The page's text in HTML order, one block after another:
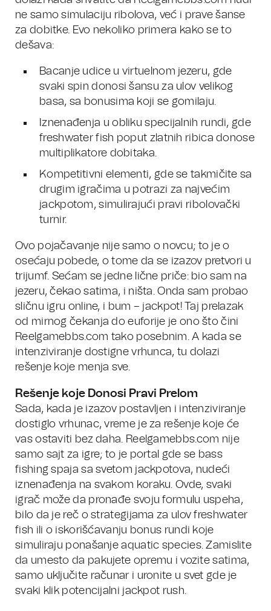
ne samo simulaciju ribolova, već i prave šanse
za dobitke. Evo nekoliko primera kako se to
dešava:
Bacanje udice u virtuelnom jezeru, gde
svaki spin donosi šansu za ulov velikog
basa, sa bonusima koji se gomilaju.
Iznenađenja u obliku specijalnih rundi, gde
freshwater fish poput zlatnih ribica donose
multiplikatore dobitaka.
Kompetitivni elementi, gde se takmičite sa
drugim igračima u potrazi za najvećim
jackpotom, simulirajući pravi ribolovački
turnir.
Ovo pojačavanje nije samo o novcu; to je o
osećaju pobede, o tome da se izazov pretvori u
trijumf. Sećam se jedne lične priče: bio sam na
jezeru, čekao satima, i ništa. Onda sam probao
sličnu igru online, i bum – jackpot! Taj prelazak
od mirnog čekanja do euforije je ono što čini
Reelgamebbs.com tako posebnim. A kada se
intenziviranje dostigne vrhunca, tu dolazi
rešenje koje menja sve.
Rešenje koje Donosi Pravi Prelom
Sada, kada je izazov postavljen i intenziviranje
dostiglo vrhunac, vreme je za rešenje koje će
vas ostaviti bez daha. Reelgamebbs.com nije
samo sajt za igre; to je portal gde se bass
fishing spaja sa svetom jackpotova, nudeći
iznenađenja na svakom koraku. Ovde, svaki
igrač može da pronađe svoju formulu uspeha,
bilo da je reč o strategijama za ulov freshwater
fish ili o iskorišćavanju bonus rundi koje
simuliraju ponašanje aquatic species. Zamislite
da umesto da pakujete opremu i vozite satima,
samo uključite računar i uronite u svet gde je
svaki klik potencijalni jackpot rush.